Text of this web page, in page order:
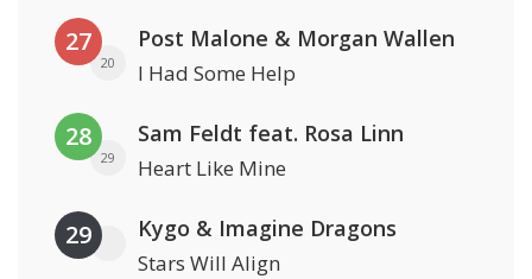
27
20
Post Malone & Morgan Wallen
I Had Some Help
28
29
Sam Feldt feat. Rosa Linn
Heart Like Mine
29 Kygo & Imagine Dragons
Stars Will Align